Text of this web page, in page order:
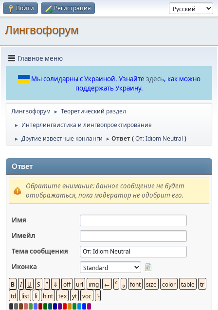
Войти Регистрация
Лингвофорум
Главное меню
Мы солидарны с Украиной. Узнайте здесь, как можно
поддержать Украину.
Лингвофорум ► Теоретический раздел
► Интерлингвистика и лингвопроектирование
► Другие известные конланги ► Ответ (От: Idiom Neutral )
Ответ
Обратите внимание: данное сообщение не будет
отображаться, пока модератор не одобрит его.
Имя
Имейл
Тема сообщения
Иконка